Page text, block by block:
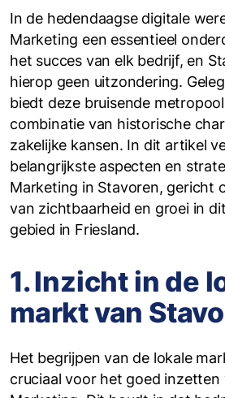
In de hedendaagse digitale
Marketing een essentieel
het succes van elk bedrijf, en
hierop geen uitzondering.
biedt deze bruisende
combinatie van historische
zakelijke kansen. In dit artikel
belangrijkste aspecten en
Marketing in Stavoren, gericht
van zichtbaarheid en groei in
gebied in Friesland.
1. Inzicht in de
markt van
Het begrijpen van de lokale
cruciaal voor het goed inzetten